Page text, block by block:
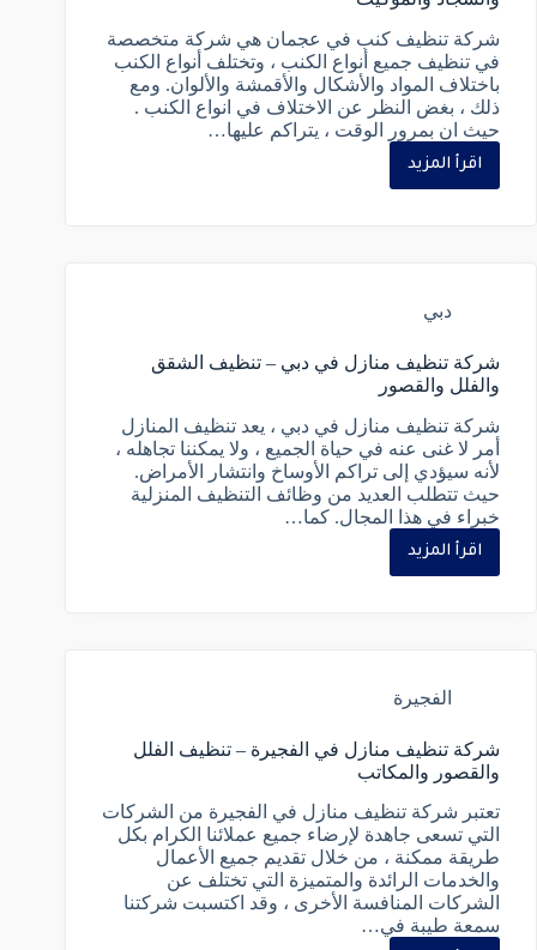
شركة تنظيف كنب في عجمان هي شركة متخصصة
في تنظيف جميع أنواع الكنب ، وتختلف أنواع الكنب
باختلاف المواد والأشكال والأقمشة والألوان. ومع
ذلك ، بغض النظر عن الاختلاف في انواع الكنب .
حيث ان بمرور الوقت ، يتراكم عليها…
اقرأ المزيد
دبي
شركة تنظيف منازل في دبي – تنظيف الشقق
والفلل والقصور
شركة تنظيف منازل في دبي ، يعد تنظيف المنازل
أمر لا غنى عنه في حياة الجميع ، ولا يمكننا تجاهله ،
لأنه سيؤدي إلى تراكم الأوساخ وانتشار الأمراض.
حيث تتطلب العديد من وظائف التنظيف المنزلية
خبراء في هذا المجال. كما…
اقرأ المزيد
الفجيرة
شركة تنظيف منازل في الفجيرة – تنظيف الفلل
والقصور والمكاتب
تعتبر شركة تنظيف منازل في الفجيرة من الشركات
التي تسعى جاهدة لإرضاء جميع عملائنا الكرام بكل
طريقة ممكنة ، من خلال تقديم جميع الأعمال
والخدمات الرائدة والمتميزة التي تختلف عن
الشركات المنافسة الأخرى ، وقد اكتسبت شركتنا
سمعة طيبة في…